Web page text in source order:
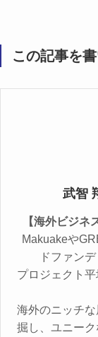
この記事を
武智
【海外ビジネ
Makuakeや
ドファン
プロジェクト
海外のニッチ
掘し、ユニーク